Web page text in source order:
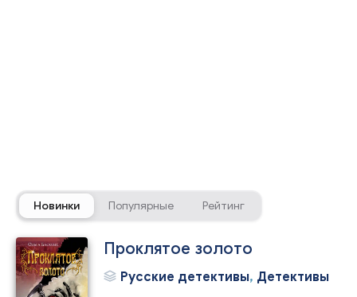
Новинки Популярные Рейтинг
Проклятое золото
Русские детективы, Детективы